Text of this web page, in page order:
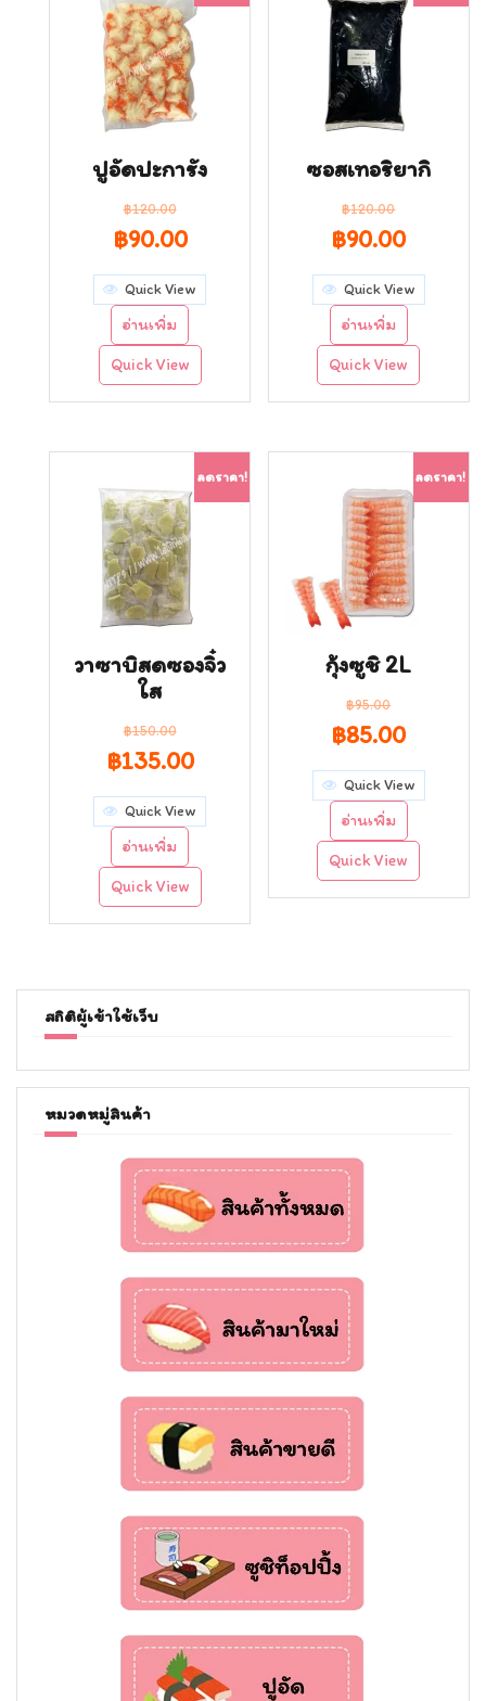
ปูอัดปะการัง
฿120.00
Original
price
was:
฿120.00.
฿90.00Current
price
is:
฿90.00.
Quick View
อ่านเพิ่ม
Quick View
ซอสเทอริยากิ
฿120.00
Original
price
was:
฿120.00.
฿90.00
price
is:
฿90.00.
Quick View
อ่านเพิ่ม
Quick View
ลดราคา!
วาซาบิสดซองจิ๋ว
ใส
฿150.00
Original
price
was:
฿150.00.
฿135.00Current
price
is:
฿135.00.
Quick View
อ่านเพิ่ม
Quick View
ลดราคา!
กุ้งซูชิ 2L
฿95.00
Original
price
was:
฿95.00.
฿85.00
price
is:
฿85.00.
Quick View
อ่านเพิ่ม
Quick View
สถิติผู้เข้าใช้เว็บ
หมวดหมู่สินค้า